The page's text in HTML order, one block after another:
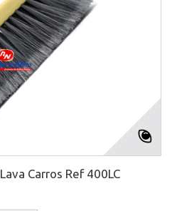
Carros Ref 400LC